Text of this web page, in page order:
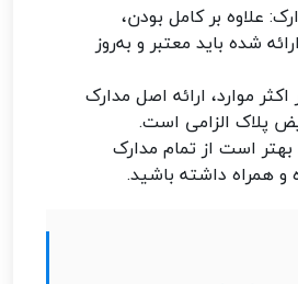
علاوه بر کامل بودن،
شده باید معتبر و به‌روز
موارد، ارائه اصل مدارک
پلاک الزامی است.
است از تمام مدارک
و همراه داشته باشید.